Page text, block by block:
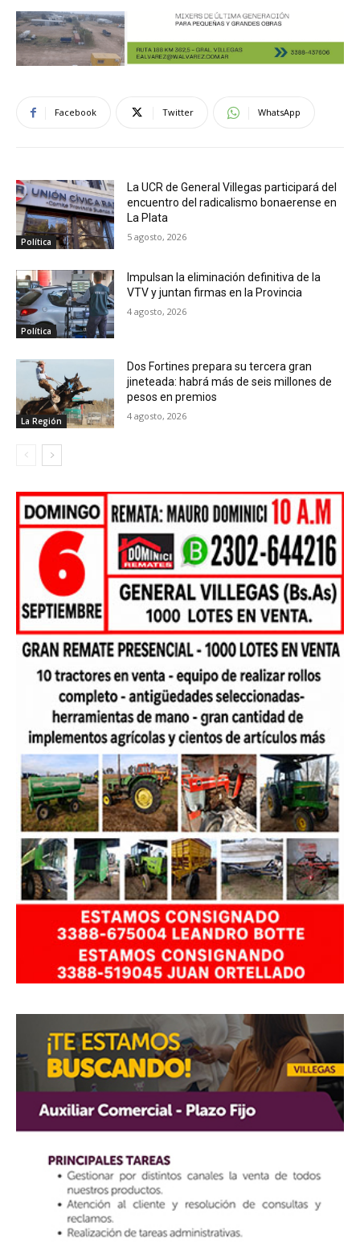
Facebook Twitter WhatsApp
Política
La UCR de General Villegas participará del
encuentro del radicalismo bonaerense en
La Plata
5 agosto, 2026
Política
Impulsan la eliminación definitiva de la
VTV y juntan firmas en la Provincia
4 agosto, 2026
La Región
Dos Fortines prepara su tercera gran
jineteada: habrá más de seis millones de
pesos en premios
4 agosto, 2026